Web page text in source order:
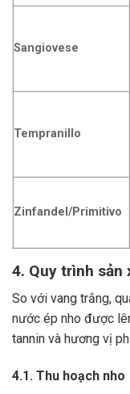
Sangiovese
Tempranillo
Zinfandel/Primitivo
4. Quy trình sản
So với vang trắng,
nước ép nho được
tannin và hương vị
4.1. Thu hoạch nho